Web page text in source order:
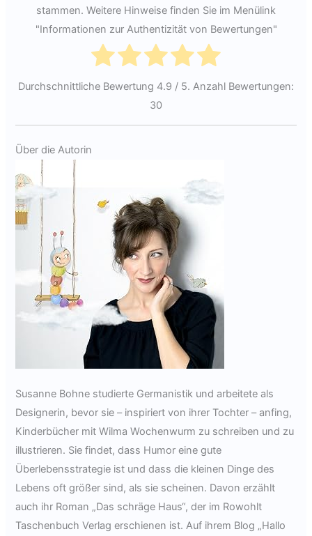
stammen. Weitere Hinweise finden Sie im Menülink
"Informationen zur Authentizität von Bewertungen"
Durchschnittliche Bewertung 4.9 / 5. Anzahl Bewertungen:
30
Über die Autorin
Susanne Bohne studierte Germanistik und arbeitete als
Designerin, bevor sie – inspiriert von ihrer Tochter – anfing,
Kinderbücher mit Wilma Wochenwurm zu schreiben und zu
illustrieren. Sie findet, dass Humor eine gute
Überlebensstrategie ist und dass die kleinen Dinge des
Lebens oft größer sind, als sie scheinen. Davon erzählt
auch ihr Roman „Das schräge Haus“, der im Rowohlt
Taschenbuch Verlag erschienen ist. Auf ihrem Blog „Hallo